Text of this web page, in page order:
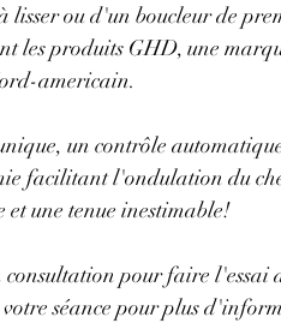
lisser ou d'un boucleur de
les produits GHD, une
americain.
un contrôle
facilitant l'ondulation du
et une tenue inestimable!
consultation pour faire
séance pour plus